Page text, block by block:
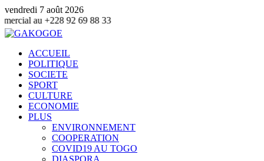
vendredi 7 août 2026
69 88 33
ACCUEIL
POLITIQUE
SOCIETE
SPORT
CULTURE
ECONOMIE
PLUS
ENVIRONNEMENT
COOPERATION
COVID19 AU TOGO
DIASPORA